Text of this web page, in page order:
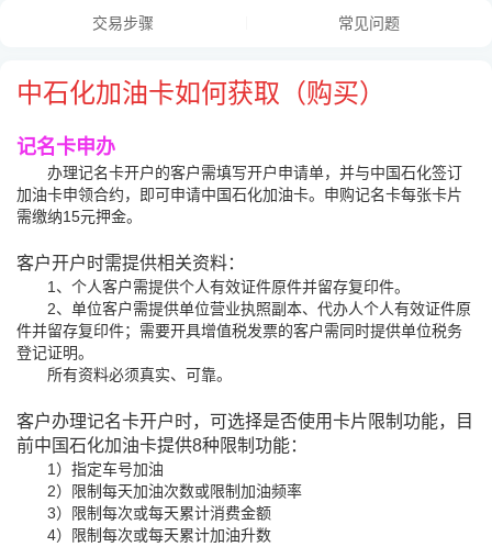
交易步骤 常见问题
中石化加油卡如何获取（购买）
记名卡申办
办理记名卡开户的客户需填写开户申请单，并与中国石化签订
加油卡申领合约，即可申请中国石化加油卡。申购记名卡每张卡片
需缴纳15元押金。
客户开户时需提供相关资料：
1、个人客户需提供个人有效证件原件并留存复印件。
2、单位客户需提供单位营业执照副本、代办人个人有效证件原
件并留存复印件；需要开具增值税发票的客户需同时提供单位税务
登记证明。
所有资料必须真实、可靠。
客户办理记名卡开户时，可选择是否使用卡片限制功能，目
前中国石化加油卡提供8种限制功能：
1）指定车号加油
2）限制每天加油次数或限制加油频率
3）限制每次或每天累计消费金额
4）限制每次或每天累计加油升数